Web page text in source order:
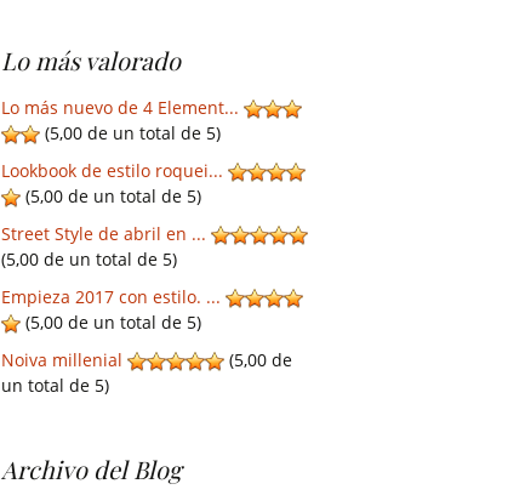
Lo más valorado
Lo más nuevo de 4 Element...
(5,00 de un total de 5)
Lookbook de estilo roquei...
(5,00 de un total de 5)
Street Style de abril en ...
(5,00 de un total de 5)
Empieza 2017 con estilo. ...
(5,00 de un total de 5)
Noiva millenial
(5,00 de
un total de 5)
Archivo del Blog